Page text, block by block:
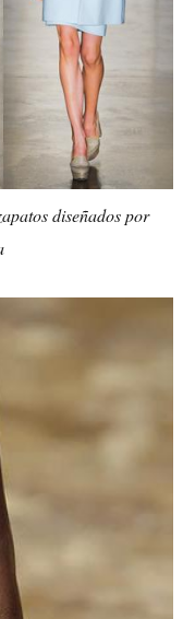
diseñados por